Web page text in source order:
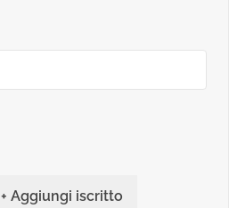
+ Aggiungi iscritto